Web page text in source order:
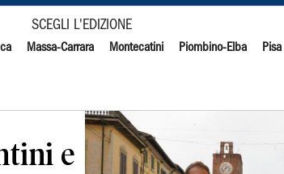
SCEGLI L'EDIZIONE
Massa-Carrara Montecatini Piombino-Elba Pisa
e